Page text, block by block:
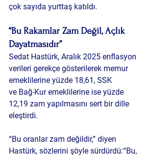
çok sayıda yurttaş katıldı.
“Bu Rakamlar Zam Değil, Açlık
Dayatmasıdır”
Sedat Hastürk, Aralık 2025 enflasyon
verileri gerekçe gösterilerek memur
emeklilerine yüzde 18,61 , SSK
ve Bağ-Kur emeklilerine ise yüzde
12,19 zam yapılmasını sert bir dille
eleştirdi.
“Bu oranlar zam değildir,” diyen
Hastürk, sözlerini şöyle sürdürdü:“Bu,